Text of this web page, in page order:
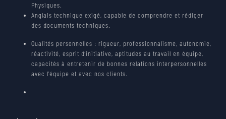
Physiques.
Anglais technique exigé, capable de comprendre et rédiger
des documents techniques.
Qualités personnelles : rigueur, professionnalisme, autonomie,
réactivité, esprit d’initiative, aptitudes au travail en équipe,
capacités à entretenir de bonnes relations interpersonnelles
avec l’équipe et avec nos clients.